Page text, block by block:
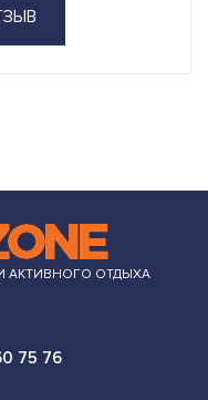
АКТИВНОГО ОТДЫХА
75 76